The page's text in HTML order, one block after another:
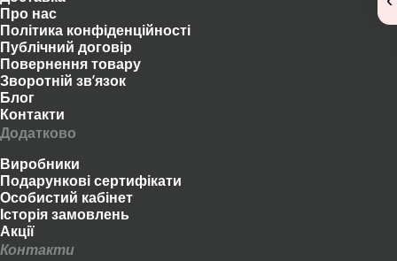
Про нас
Політика конфіденційності
Публічний договір
Повернення товару
Зворотній зв’язок
Блог
Контакти
Додатково
Виробники
Подарункові сертифікати
Особистий кабінет
Історія замовлень
Акції
Контакти